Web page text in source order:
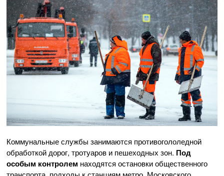
Коммунальные службы занимаются противогололедной
обработкой дорог, тротуаров и пешеходных зон. Под
особым контролем находятся остановки общественного